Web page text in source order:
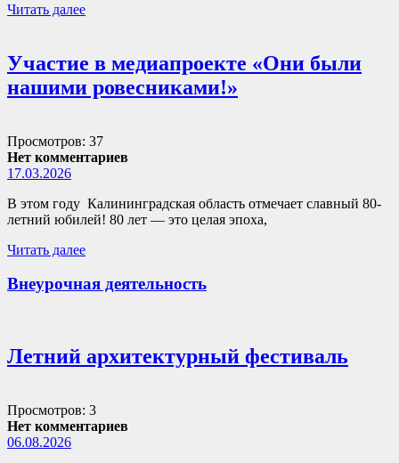
Читать далее
Участие в медиапроекте «Они были
нашими ровесниками!»
Просмотров: 37
Нет комментариев
17.03.2026
В этом году Калининградская область отмечает славный 80-
летний юбилей! 80 лет — это целая эпоха,
Читать далее
Внеурочная деятельность
Летний архитектурный фестиваль
Просмотров: 3
Нет комментариев
06.08.2026